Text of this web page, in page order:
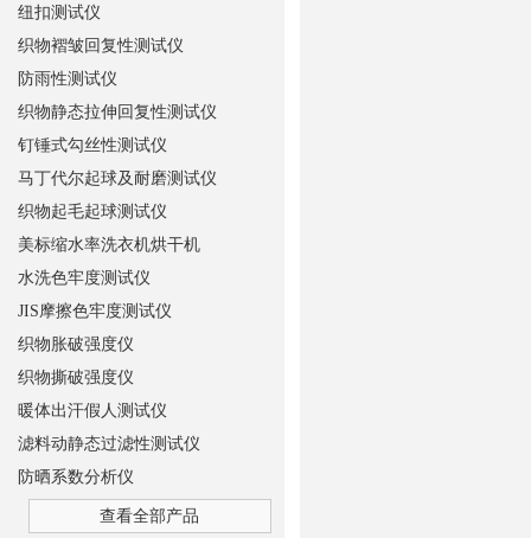
纽扣测试仪
织物褶皱回复性测试仪
防雨性测试仪
织物静态拉伸回复性测试仪
钉锤式勾丝性测试仪
马丁代尔起球及耐磨测试仪
织物起毛起球测试仪
美标缩水率洗衣机烘干机
水洗色牢度测试仪
JIS摩擦色牢度测试仪
织物胀破强度仪
织物撕破强度仪
暖体出汗假人测试仪
滤料动静态过滤性测试仪
防晒系数分析仪
查看全部产品